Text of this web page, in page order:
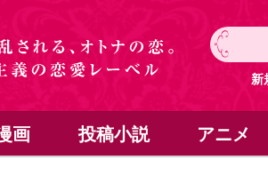
新
画 投稿小説 アニメ